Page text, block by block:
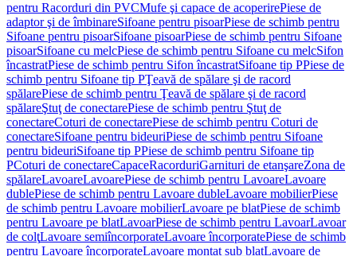
pentru Racorduri din PVCMufe şi capace de acoperirePiese de
adaptor şi de îmbinareSifoane pentru pisoarPiese de schimb pentru
Sifoane pentru pisoarSifoane pisoarPiese de schimb pentru Sifoane
pisoarSifoane cu melcPiese de schimb pentru Sifoane cu melcSifon
încastratPiese de schimb pentru Sifon încastratSifoane tip PPiese de
schimb pentru Sifoane tip PŢeavă de spălare şi de racord
spălarePiese de schimb pentru Ţeavă de spălare şi de racord
spălareŞtuţ de conectarePiese de schimb pentru Ştuţ de
conectareCoturi de conectarePiese de schimb pentru Coturi de
conectareSifoane pentru bideuriPiese de schimb pentru Sifoane
pentru bideuriSifoane tip PPiese de schimb pentru Sifoane tip
PCoturi de conectareCapaceRacorduriGarnituri de etanşareZona de
spălareLavoareLavoarePiese de schimb pentru LavoareLavoare
dublePiese de schimb pentru Lavoare dubleLavoare mobilierPiese
de schimb pentru Lavoare mobilierLavoare pe blatPiese de schimb
pentru Lavoare pe blatLavoarPiese de schimb pentru LavoarLavoar
de colţLavoare semiîncorporateLavoare încorporatePiese de schimb
pentru Lavoare încorporateLavoare montat sub blatLavoare de